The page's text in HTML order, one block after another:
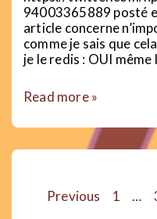
94003365889 posté
article concerne
comme je sais que
je le redis : OUI
Que
et
médecin
quand
Read more »
Previous 1 …